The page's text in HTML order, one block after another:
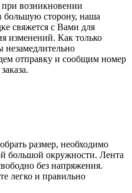
возникновении
большую сторону, наша
свяжется с Вами для
изменений. Как только
отправку и сообщим номер
размер, необходимо
большой окружности. Лента
без напряжения.
легко и правильно